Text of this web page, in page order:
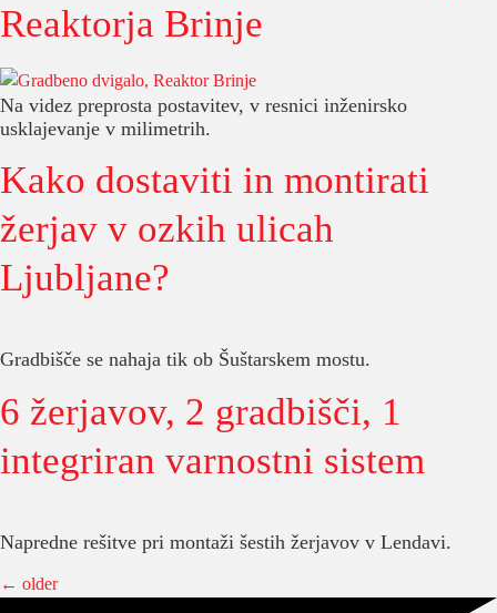
Reaktorja Brinje
Na videz preprosta postavitev, v resnici inženirsko
usklajevanje v milimetrih.
Kako dostaviti in montirati
žerjav v ozkih ulicah
Ljubljane?
Gradbišče se nahaja tik ob Šuštarskem mostu.
6 žerjavov, 2 gradbišči, 1
integriran varnostni sistem
Napredne rešitve pri montaži šestih žerjavov v Lendavi.
← older